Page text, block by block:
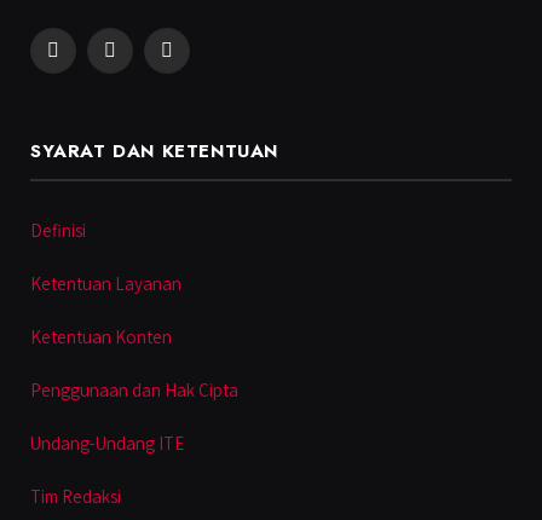
FacebookInstagramYouTube
SYARAT DAN KETENTUAN
Definisi
Ketentuan Layanan
Ketentuan Konten
Penggunaan dan Hak Cipta
Undang-Undang ITE
Tim Redaksi